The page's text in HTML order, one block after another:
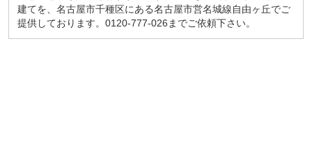
建てを、名古屋市千種区にある名古屋市営名城線自由ヶ丘でご
提供しております。0120-777-026までご依頼下さい。